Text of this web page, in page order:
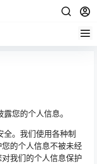
您的个人信息。
。我们使用各种制
的个人信息不被未经
我们的个人信息保护